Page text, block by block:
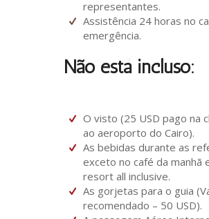
representantes.
Assistência 24 horas no
emergência.
Não está incluso:
O visto (25 USD pago na
ao aeroporto do Cairo).
As bebidas durante as
exceto no café da manhã
resort all inclusive.
As gorjetas para o guia
recomendado – 50 USD).